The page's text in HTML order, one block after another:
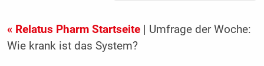
« Relatus Pharm Startseite| Umfrage der Woche:
Wie krank ist das System?